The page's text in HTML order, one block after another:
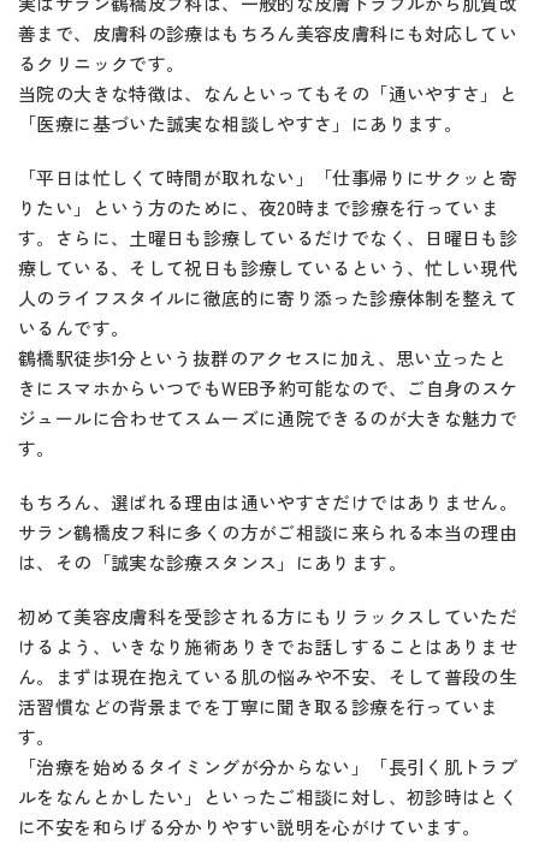
善まで、皮膚科の診療はもちろん美容皮膚科にも対応してい
るクリニックです。
当院の大きな特徴は、なんといってもその「通いやすさ」と
「医療に基づいた誠実な相談しやすさ」にあります。
「平日は忙しくて時間が取れない」「仕事帰りにサクッと寄
りたい」という方のために、夜20時まで診療を行っていま
す。さらに、土曜日も診療しているだけでなく、日曜日も診
療している、そして祝日も診療しているという、忙しい現代
人のライフスタイルに徹底的に寄り添った診療体制を整えて
いるんです。
鶴橋駅徒歩1分という抜群のアクセスに加え、思い立ったと
きにスマホからいつでもWEB予約可能なので、ご自身のスケ
ジュールに合わせてスムーズに通院できるのが大きな魅力で
す。
もちろん、選ばれる理由は通いやすさだけではありません。
サラン鶴橋皮フ科に多くの方がご相談に来られる本当の理由
は、その「誠実な診療スタンス」にあります。
初めて美容皮膚科を受診される方にもリラックスしていただ
けるよう、いきなり施術ありきでお話しすることはありませ
ん。まずは現在抱えている肌の悩みや不安、そして普段の生
活習慣などの背景までを丁寧に聞き取る診療を行っていま
す。
「治療を始めるタイミングが分からない」「長引く肌トラブ
ルをなんとかしたい」といったご相談に対し、初診時はとく
に不安を和らげる分かりやすい説明を心がけています。